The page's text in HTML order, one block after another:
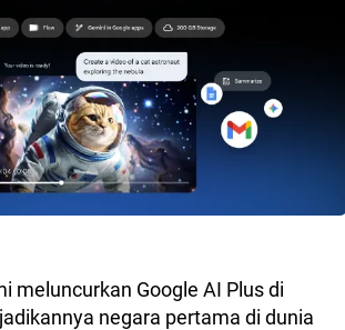
meluncurkan Google AI Plus di
negara pertama di dunia